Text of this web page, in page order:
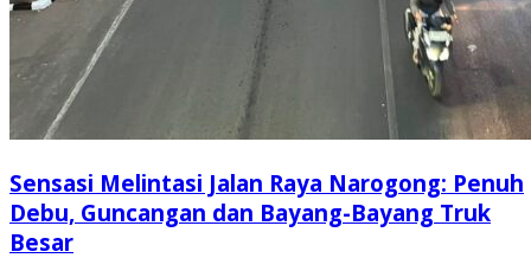
Sensasi Melintasi Jalan Raya Narogong: Penuh
Debu, Guncangan dan Bayang-Bayang Truk
Besar